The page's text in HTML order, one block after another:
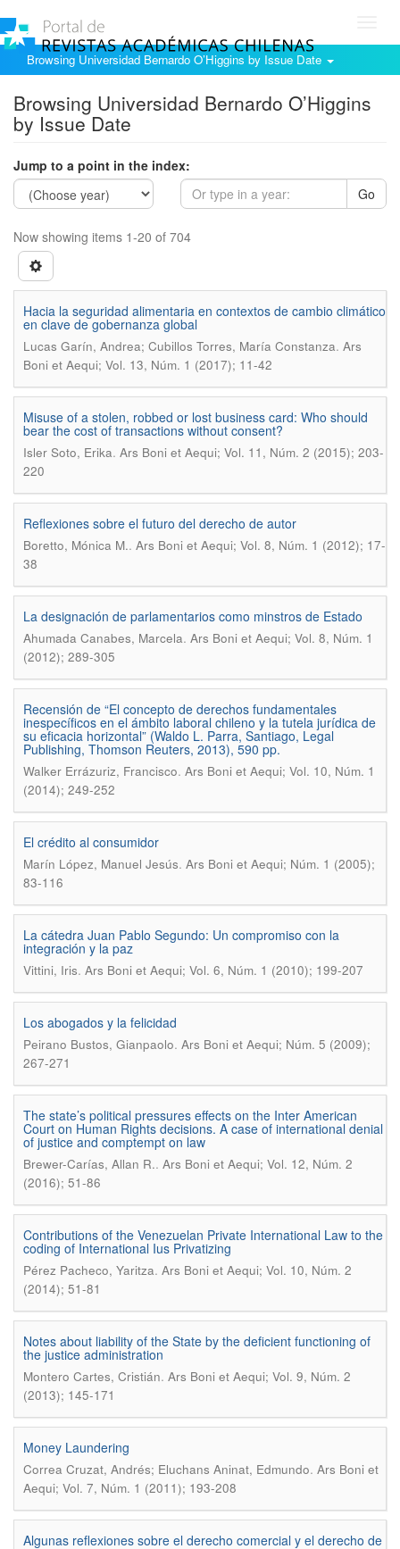
Browsing Universidad Bernardo O’Higgins by Issue Date
Browsing Universidad Bernardo O’Higgins
by Issue Date
Jump to a point in the index:
Go
Now showing items 1-20 of 704
Hacia la seguridad alimentaria en contextos de cambio climático
en clave de gobernanza global
Lucas Garín, Andrea; Cubillos Torres, María Constanza. Ars
Boni et Aequi; Vol. 13, Núm. 1 (2017); 11-42
Misuse of a stolen, robbed or lost business card: Who should
bear the cost of transactions without consent?
Isler Soto, Erika. Ars Boni et Aequi; Vol. 11, Núm. 2 (2015); 203-
220
Reflexiones sobre el futuro del derecho de autor
Boretto, Mónica M.. Ars Boni et Aequi; Vol. 8, Núm. 1 (2012); 17-
38
La designación de parlamentarios como minstros de Estado
Ahumada Canabes, Marcela. Ars Boni et Aequi; Vol. 8, Núm. 1
(2012); 289-305
Recensión de “El concepto de derechos fundamentales
inespecíficos en el ámbito laboral chileno y la tutela jurídica de
su eficacia horizontal” (Waldo L. Parra, Santiago, Legal
Publishing, Thomson Reuters, 2013), 590 pp.
Walker Errázuriz, Francisco. Ars Boni et Aequi; Vol. 10, Núm. 1
(2014); 249-252
El crédito al consumidor
Marín López, Manuel Jesús. Ars Boni et Aequi; Núm. 1 (2005);
83-116
La cátedra Juan Pablo Segundo: Un compromiso con la
integración y la paz
Vittini, Iris. Ars Boni et Aequi; Vol. 6, Núm. 1 (2010); 199-207
Los abogados y la felicidad
Peirano Bustos, Gianpaolo. Ars Boni et Aequi; Núm. 5 (2009);
267-271
The state’s political pressures effects on the Inter American
Court on Human Rights decisions. A case of international denial
of justice and comptempt on law
Brewer-Carías, Allan R.. Ars Boni et Aequi; Vol. 12, Núm. 2
(2016); 51-86
Contributions of the Venezuelan Private International Law to the
coding of International Ius Privatizing
Pérez Pacheco, Yaritza. Ars Boni et Aequi; Vol. 10, Núm. 2
(2014); 51-81
Notes about liability of the State by the deficient functioning of
the justice administration
Montero Cartes, Cristián. Ars Boni et Aequi; Vol. 9, Núm. 2
(2013); 145-171
Money Laundering
Correa Cruzat, Andrés; Eluchans Aninat, Edmundo. Ars Boni et
Aequi; Vol. 7, Núm. 1 (2011); 193-208
Algunas reflexiones sobre el derecho comercial y el derecho de